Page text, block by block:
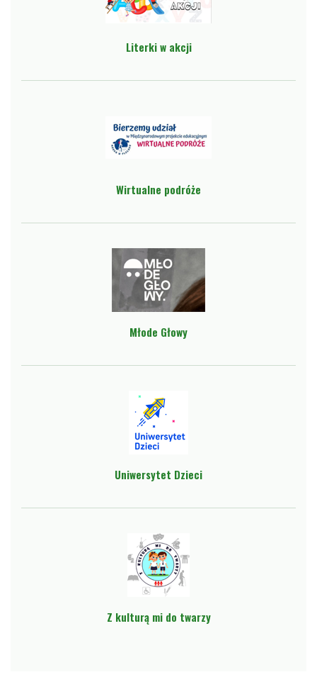
Literki w akcji
Wirtualne podróże
Młode Głowy
Uniwersytet Dzieci
Z kulturą mi do twarzy